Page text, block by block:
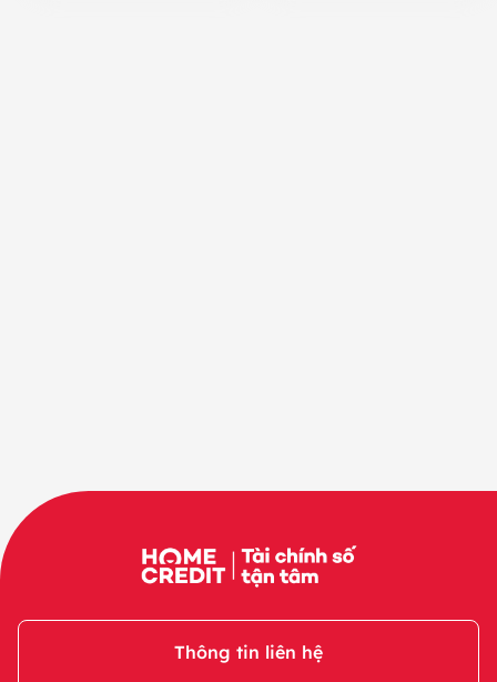
Thông tin liên hệ